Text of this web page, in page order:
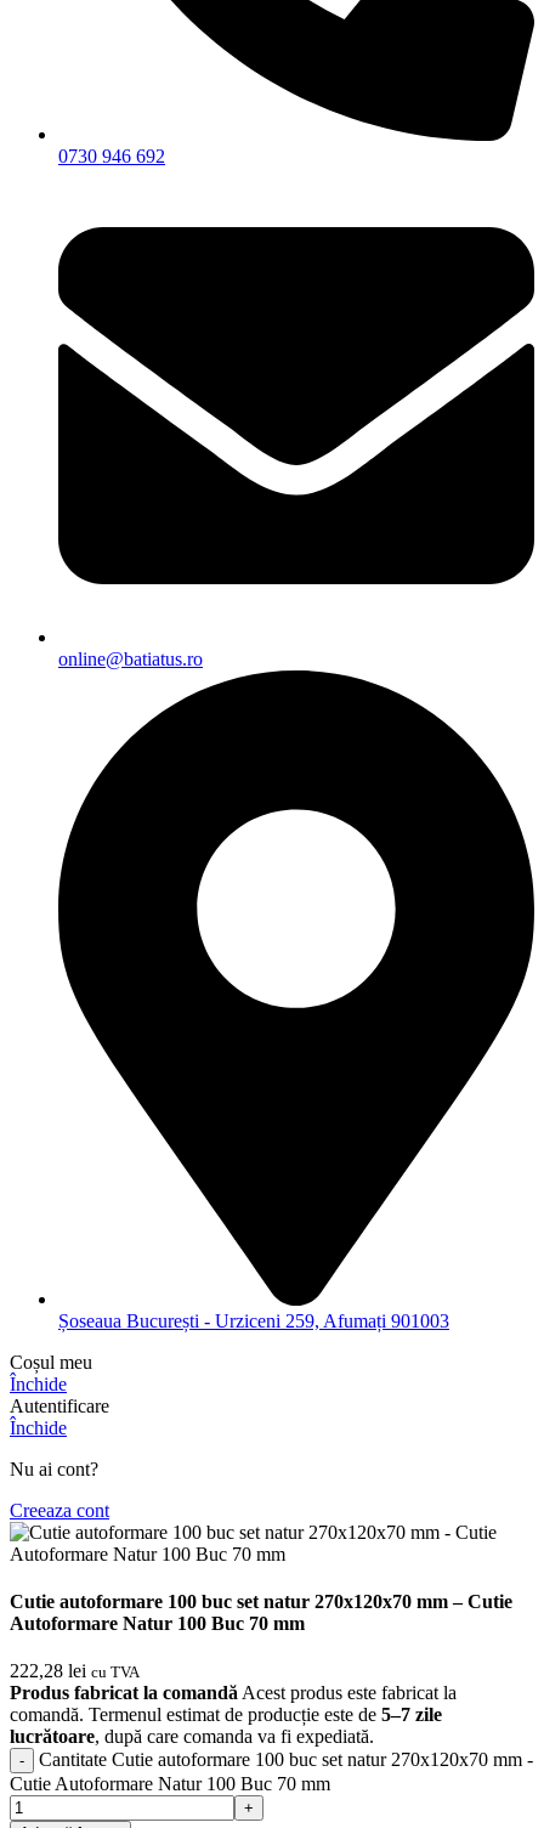
0730 946 692
online@batiatus.ro
Șoseaua București - Urziceni 259, Afumați 901003
Coșul meu
Închide
Autentificare
Închide
Nu ai cont?
Creeaza cont
Cutie autoformare 100 buc set natur 270x120x70 mm – Cutie
Autoformare Natur 100 Buc 70 mm
222,28 lei cu TVA
Produs fabricat la comandă Acest produs este fabricat la
comandă. Termenul estimat de producție este de 5–7 zile
lucrătoare, după care comanda va fi expediată.
Cantitate Cutie autoformare 100 buc set natur 270x120x70 mm -
Cutie Autoformare Natur 100 Buc 70 mm